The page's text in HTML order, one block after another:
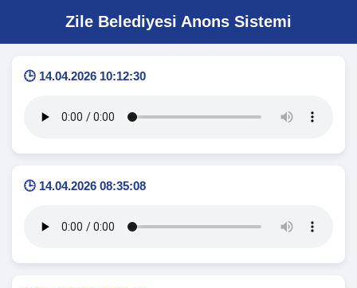
Zile Belediyesi Anons Sistemi
🕒 14.04.2026 10:12:30
🕒 14.04.2026 08:35:08